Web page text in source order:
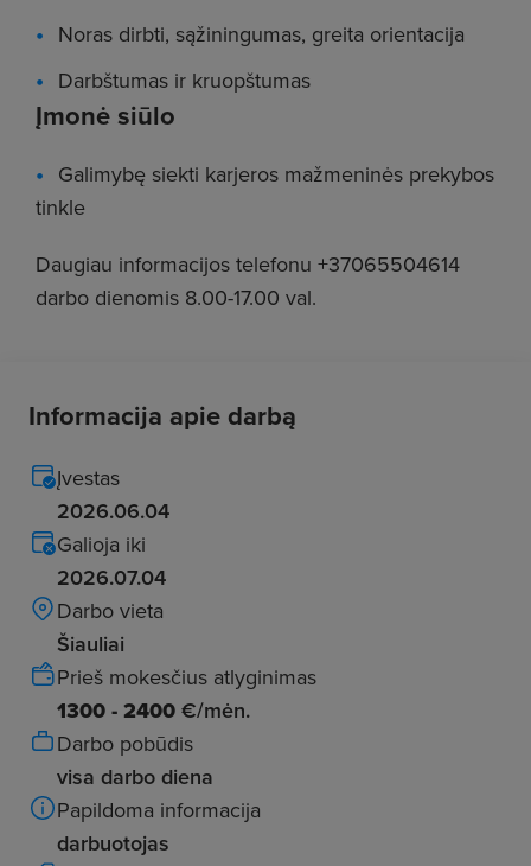
Noras dirbti, sąžiningumas, greita orientacija
Darbštumas ir kruopštumas
Įmonė siūlo
Galimybę siekti karjeros mažmeninės prekybos
tinkle
Daugiau informacijos telefonu +37065504614
darbo dienomis 8.00-17.00 val.
Informacija apie darbą
Įvestas
2026.06.04
Galioja iki
2026.07.04
Darbo vieta
Šiauliai
Prieš mokesčius atlyginimas
1300 - 2400 €/mėn.
Darbo pobūdis
visa darbo diena
Papildoma informacija
darbuotojas